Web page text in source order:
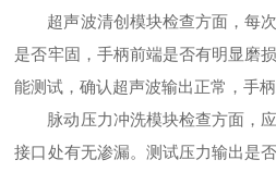
超声波清创模块检查方面，每
是否牢固，手柄前端是否有明显磨
能测试，确认超声波输出正常，手
脉动压力冲洗模块检查方面，
接口处有无渗漏。测试压力输出是